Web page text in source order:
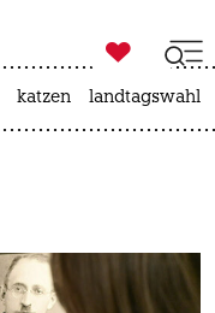

taz zahl ich
katzen landtagswahl